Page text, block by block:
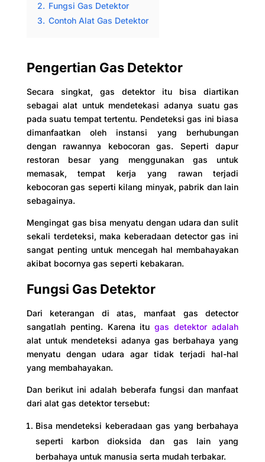
2. Fungsi Gas Detektor
3. Contoh Alat Gas Detektor
Pengertian Gas Detektor
Secara singkat, gas detektor itu bisa diartikan
sebagai alat untuk mendetekasi adanya suatu gas
pada suatu tempat tertentu. Pendeteksi gas ini biasa
dimanfaatkan oleh instansi yang berhubungan
dengan rawannya kebocoran gas. Seperti dapur
restoran besar yang menggunakan gas untuk
memasak, tempat kerja yang rawan terjadi
kebocoran gas seperti kilang minyak, pabrik dan lain
sebagainya.
Mengingat gas bisa menyatu dengan udara dan sulit
sekali terdeteksi, maka keberadaan detector gas ini
sangat penting untuk mencegah hal membahayakan
akibat bocornya gas seperti kebakaran.
Fungsi Gas Detektor
Dari keterangan di atas, manfaat gas detector
sangatlah penting. Karena itugas detektor adalah
alat untuk mendeteksi adanya gas berbahaya yang
menyatu dengan udara agar tidak terjadi hal-hal
yang membahayakan.
Dan berikut ini adalah beberafa fungsi dan manfaat
dari alat gas detektor tersebut:
Bisa mendeteksi keberadaan gas yang berbahaya
seperti karbon dioksida dan gas lain yang
berbahaya untuk manusia serta mudah terbakar.